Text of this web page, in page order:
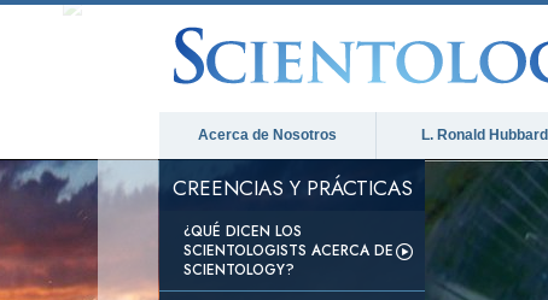
Acerca de Nosotros L. Ronald Hubbard
CREENCIAS Y PRÁCTICAS
¿QUÉ DICEN LOS
SCIENTOLOGISTS ACERCA DE
SCIENTOLOGY?